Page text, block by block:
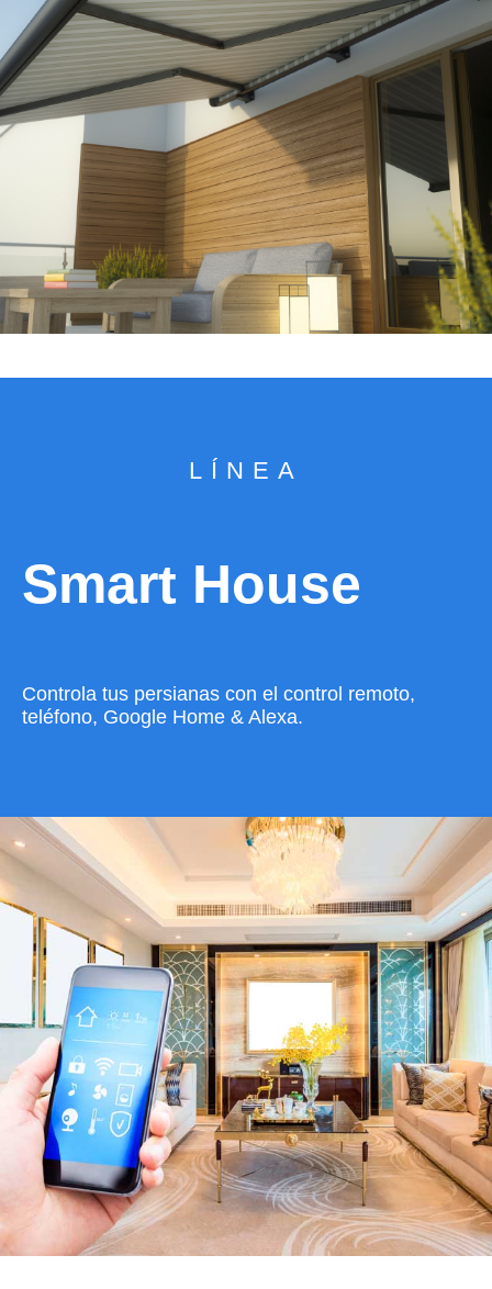
VER CATÁLOGO
LÍNEA
Smart House
Controla tus persianas con el control remoto,
teléfono, Google Home & Alexa.
VER CATÁLOGO